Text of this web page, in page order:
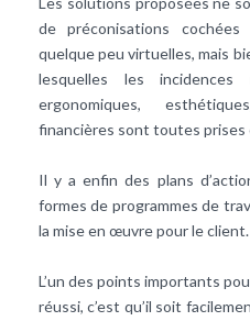
de préconisations
quelque peu virtuelles, mais
lesquelles les incidences
ergonomiques,
financières sont toutes prises
Il y a enfin des plans
formes de programmes de
la mise en œuvre pour le client.
L’un des points importants
réussi, c’est qu’il soit